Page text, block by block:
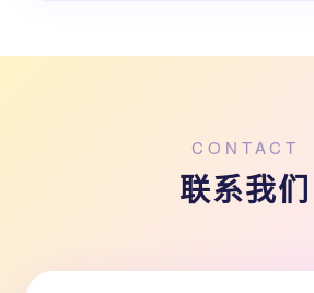
CONTACT
联系我们